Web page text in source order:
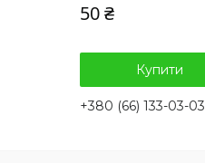
50 ₴
Купити
+380 (66) 133-03-03